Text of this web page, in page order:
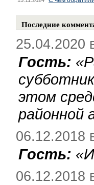
Последние
25.04.2020
Гость: «
этом
районной
06.12.2018
Гость: «
06.12.2018